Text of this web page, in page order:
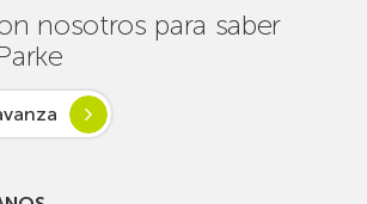
nosotros para saber